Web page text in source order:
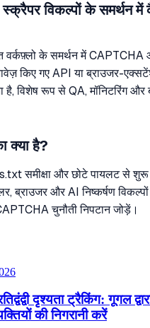
विकल्पों के समर्थन
वर्कफ़्लो के समर्थन में
किए गए API या ब्राउजर-
विशेष रूप से QA, मॉनिटरिंग और
क्या है?
समीक्षा और छोटे पायलट से
ब्राउजर और AI निष्कर्षण
चुनौती निपटान जोड़ें।
दृश्यता ट्रैकिंग: गूगल
की निगरानी करें